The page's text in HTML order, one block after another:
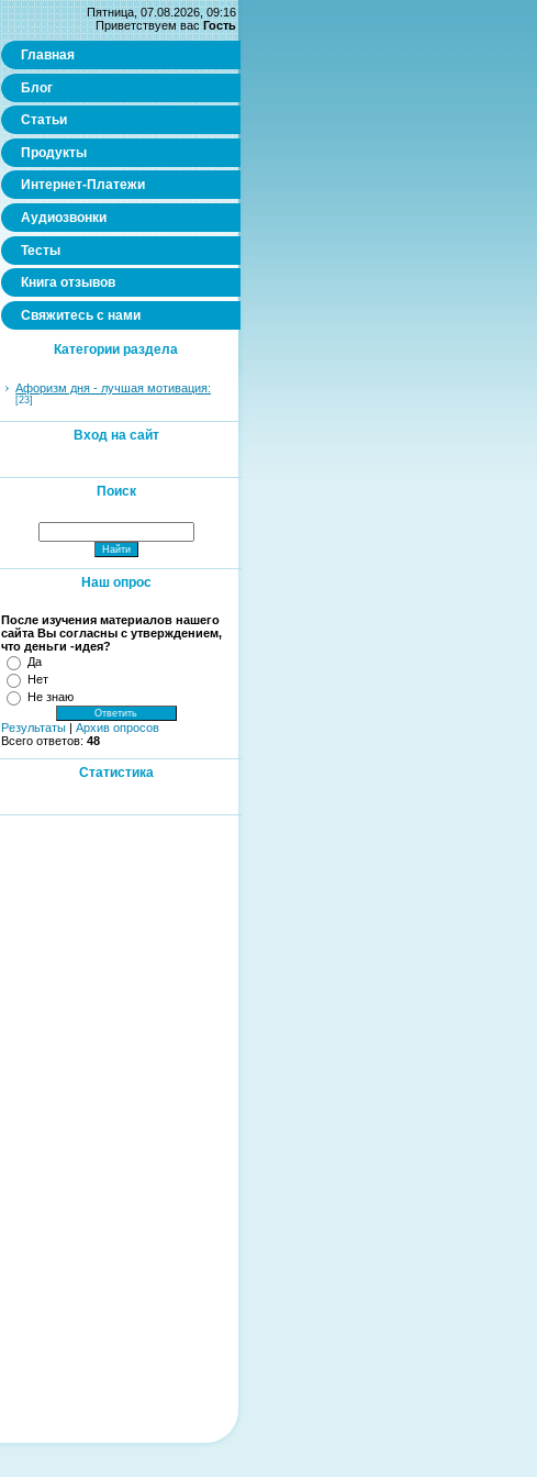
Пятница, 07.08.2026, 09:16
Приветствуем вас Гость
Главная
Блог
Статьи
Продукты
Интернет-Платежи
Аудиозвонки
Тесты
Книга отзывов
Свяжитесь с нами
Категории раздела
Афоризм дня - лучшая мотивация:
[23]
Вход на сайт
Поиск
Наш опрос
После изучения материалов нашего
сайта Вы согласны с утверждением,
что деньги -идея?
Да
Нет
Не знаю
Результаты | Архив опросов
Всего ответов: 48
Статистика